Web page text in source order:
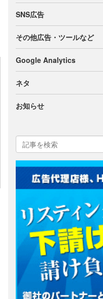
SNS広告
その他広告・ツールなど
Google Analytics
ネタ
お知らせ